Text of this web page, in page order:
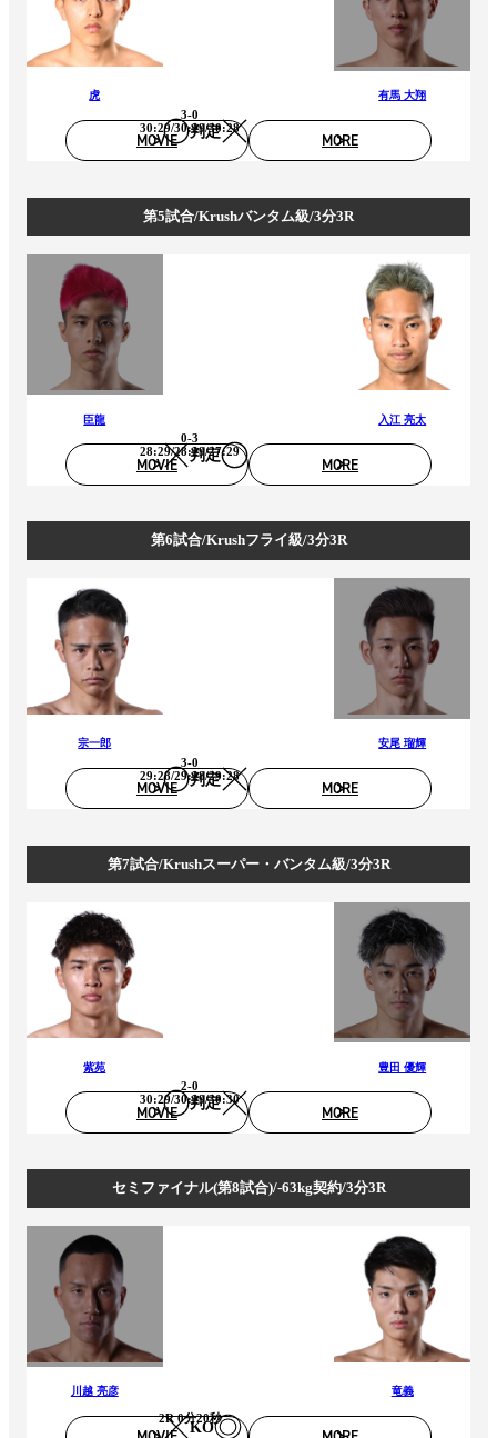
虎
判定
3-0
30:29/30:29/30:28
有馬 大翔
MOVIE MORE
第5試合/Krushバンタム級/3分3R
臣龍
判定
0-3
28:29/28:29/27:29
入江 亮太
MOVIE MORE
第6試合/Krushフライ級/3分3R
宗一郎
判定
3-0
29:28/29:28/29:28
安尾 瑠輝
MOVIE MORE
第7試合/Krushスーパー・バンタム級/3分3R
紫苑
判定
2-0
30:29/30:29/30:30
豊田 優輝
MOVIE MORE
セミファイナル(第8試合)/-63kg契約/3分3R
川越 亮彦
KO
2R 0分20秒
竜義